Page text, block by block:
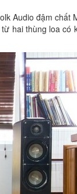
Audio đậm chất
hai thùng loa có